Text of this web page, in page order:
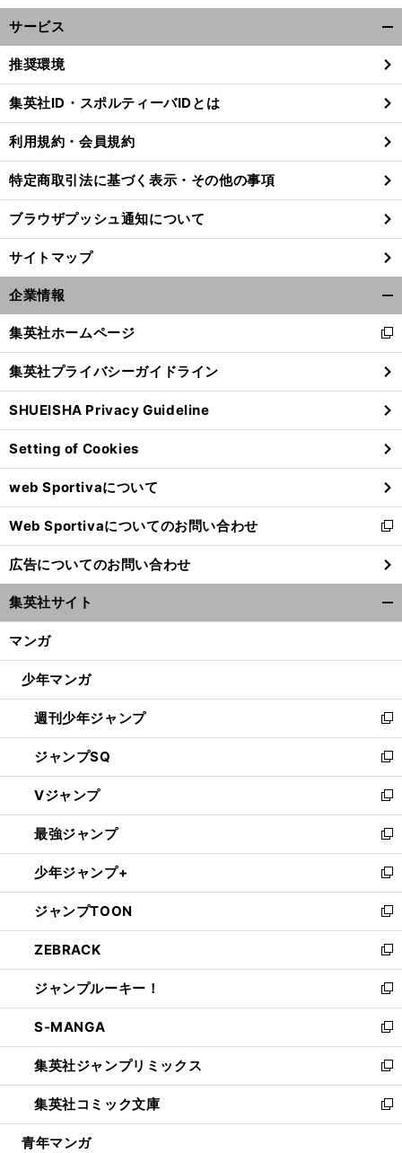
サービス
閉
る
推奨環境
集英社ID・スポルティーバIDとは
利用規約・会員規約
特定商取引法に基づく表示・その他の事項
ブラウザプッシュ通知について
サイトマップ
企業情報
閉
る
集英社ホームページ
新
し
い
ウ
ィ
ン
ド
ウ
で
開
く
集英社プライバシーガイドライン
SHUEISHA Privacy Guideline
Setting of Cookies
web Sportivaについて
Web Sportivaについてのお問い合わせ
新
し
い
ウ
ィ
ン
ウ
開
く
広告についてのお問い合わせ
集英社サイト
マンガ
少年マンガ
週刊少年ジャンプ
新
し
い
ウ
ィ
ン
ド
ウ
で
開
く
ジャンプSQ
新
し
い
ウ
ィ
ン
ド
ウ
で
開
く
Vジャンプ
新
し
い
ウ
ィ
ン
ド
ウ
で
開
く
最強ジャンプ
新
し
い
ウ
ィ
ン
ド
ウ
で
開
く
少年ジャンプ+
新
し
い
ウ
ィ
ン
ド
ウ
で
開
く
ジャンプTOON
新
し
い
ウ
ィ
ン
ド
ウ
で
開
く
ZEBRACK
新
し
い
ウ
ィ
ン
ド
ウ
で
開
ジャンプルーキー！
新
し
い
ウ
ィ
ン
ド
ウ
S-MANGA
新
し
い
ウ
ィ
ン
集英社ジャンプリミックス
新
し
い
ウ
集英社コミック文庫
新
し
青年マンガ